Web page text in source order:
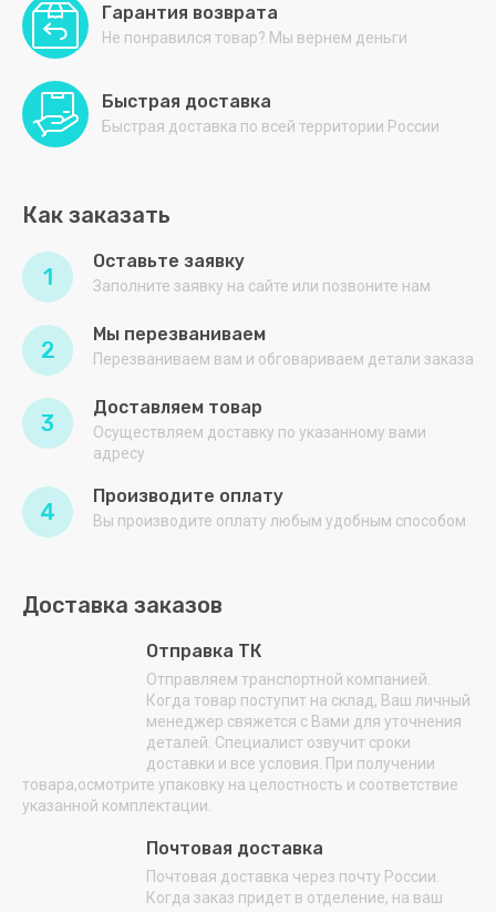
ПОЛИМЕРБЫТ
ПРИОРИТЕТ
ПРОММАШ
РОССИЯ
СТАНКОСТРОИТЕЛЬ
ТОРГМАШ
(БАРАНОВИЧИ)
(ПЕРМЬ)
ТОРГТЕХМАШ
Гарантия возврата
Не понравился товар? Мы вернем деньги
Быстрая доставка
Быстрая доставка по всей территории России
Как заказать
1
Оставьте заявку
Заполните заявку на сайте или позвоните нам
2
Мы перезваниваем
Перезваниваем вам и обговариваем детали заказа
3
Доставляем товар
Осуществляем доставку по указанному вами
адресу
4
Производите оплату
Вы производите оплату любым удобным способом
Доставка заказов
Отправка ТК
Отправляем транспортной компанией.
Когда товар поступит на склад, Ваш личный
менеджер свяжется с Вами для уточнения
деталей. Специалист озвучит сроки
доставки и все условия. При получении
товара,осмотрите упаковку на целостность и соответствие
указанной комплектации.
Почтовая доставка
Почтовая доставка через почту России.
Когда заказ придет в отделение, на ваш